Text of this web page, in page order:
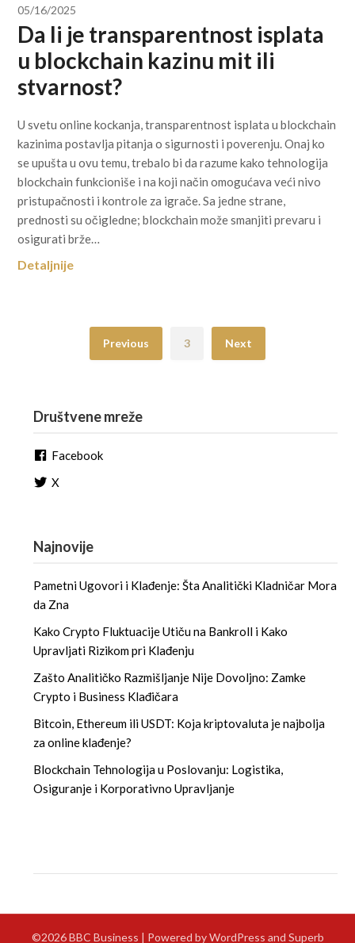
05/16/2025
Da li je transparentnost isplata
u blockchain kazinu mit ili
stvarnost?
U svetu online kockanja, transparentnost isplata u blockchain
kazinima postavlja pitanja o sigurnosti i poverenju. Onaj ko
se upušta u ovu temu, trebalo bi da razume kako tehnologija
blockchain funkcioniše i na koji način omogućava veći nivo
pristupačnosti i kontrole za igrače. Sa jedne strane,
prednosti su očigledne; blockchain može smanjiti prevaru i
osigurati brže…
Detaljnije
Previous 3 Next
Društvene mreže
Facebook
X
Najnovije
Pametni Ugovori i Klađenje: Šta Analitički Kladničar Mora
da Zna
Kako Crypto Fluktuacije Utiču na Bankroll i Kako
Upravljati Rizikom pri Klađenju
Zašto Analitičko Razmišljanje Nije Dovoljno: Zamke
Crypto i Business Klađičara
Bitcoin, Ethereum ili USDT: Koja kriptovaluta je najbolja
za online klađenje?
Blockchain Tehnologija u Poslovanju: Logistika,
Osiguranje i Korporativno Upravljanje
©2026 BBC Business | Powered by WordPress and Superb